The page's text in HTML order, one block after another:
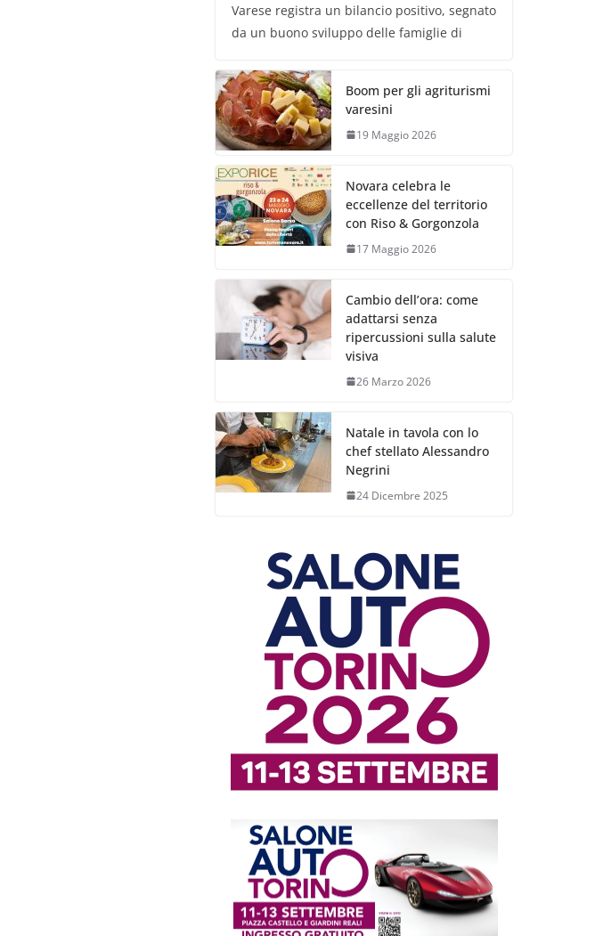
Varese registra un bilancio positivo, segnato
da un buono sviluppo delle famiglie di
Boom per gli agriturismi
varesini
19 Maggio 2026
Novara celebra le
eccellenze del territorio
con Riso & Gorgonzola
17 Maggio 2026
Cambio dell’ora: come
adattarsi senza
ripercussioni sulla salute
visiva
26 Marzo 2026
Natale in tavola con lo
chef stellato Alessandro
Negrini
24 Dicembre 2025